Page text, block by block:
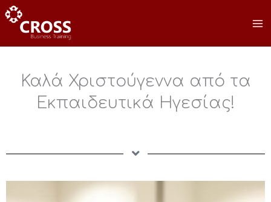
Μετάβαση
στο
περιεχόμενο
Καλά Χριστούγεννα από τα
Εκπαιδευτικά Ηγεσίας!